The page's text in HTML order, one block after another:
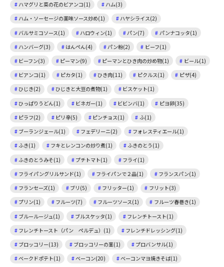
ハマグリと菜の花のビアンコ(1)
ハム(3)
ハム・ソーセージの薬味ソース炒め(1)
ハヤシライス(2)
バルサミコソース(1)
ハロウィン(1) パン(7)
パンナコッタ(1)
ハンバーグ(3)
はんぺん(4) パン粉(2)
ビーフ(1)
ビーフン(3)
ピーマン(9) ピーマンとひき肉の炒め物(1)
ビール(1)
ビアンコ(1)
ピカタ(1) ひき肉(11) ピクルス(1)
ピザ(4)
ひじき(2)
ひじきと大豆の煮物(1)
ビスケット(1)
ひっぱりうどん(1)
ビネガー(1) ビビンバ(1)
ピヨ卵(35)
ピラフ(2)
ピリ辛(5) ピンチョス(1)
ふ(1)
ブーランジェール(1)
フェデリーニ(2)
フォレスティエール(1)
ふき(1)
フキとレンコンの炒り煮(1)
ふきのとう(1)
ふきのとうみそ(1)
プチトマト(1)
フライ(1)
フライパングリルサンド(1)
フライパンで２品(1)
フランスパン(1)
フランセーズ(1)
ブリ(5) フリッター(1)
フリット(3)
プリン(1)
フルーツ(7) フルーツソース(1)
フルーツ春巻き(1)
ブルールージュ(1)
ブルスケッタ(1)
フレンチトースト(1)
フレンチトースト（パン ペルデュ）(1)
フレンチドレッシング(1)
ブロッコリー(13)
ブロッコリーの茎(1)
プロバンサル(1)
ベークドポテト(1)
ベーコン(20)
ベーコンマヨ焼きそば(1)